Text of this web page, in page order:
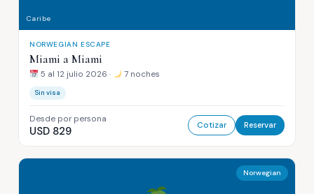
Caribe
NORWEGIAN ESCAPE
Miami a Miami
5 al 12 julio 2026 · 7 noches
Sin visa
Desde por persona
USD 829 Cotizar Reservar
Norwegian